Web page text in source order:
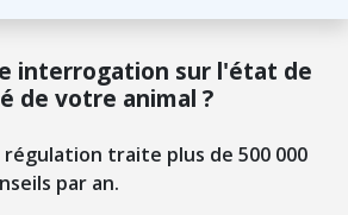
interrogation sur l'état de
de votre animal ?
traite plus de 500 000
par an.